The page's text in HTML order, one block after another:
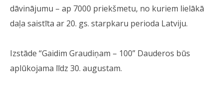
dāvinājumu – ap 7000 priekšmetu, no kuriem lielākā
daļa saistīta ar 20. gs. starpkaru perioda Latviju.
Izstāde “Gaidim Graudiņam – 100” Dauderos būs
aplūkojama līdz 30. augustam.